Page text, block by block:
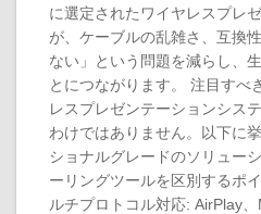
に選定されたワイヤレスプレ
が、ケーブルの乱雑さ、互換
ない」という問題を減らし、
とにつながります。 注目すべ
レスプレゼンテーションシス
わけではありません。以下に
ショナルグレードのソリュー
ーリングツールを区別するポ
ルチプロトコル対応: AirPlay